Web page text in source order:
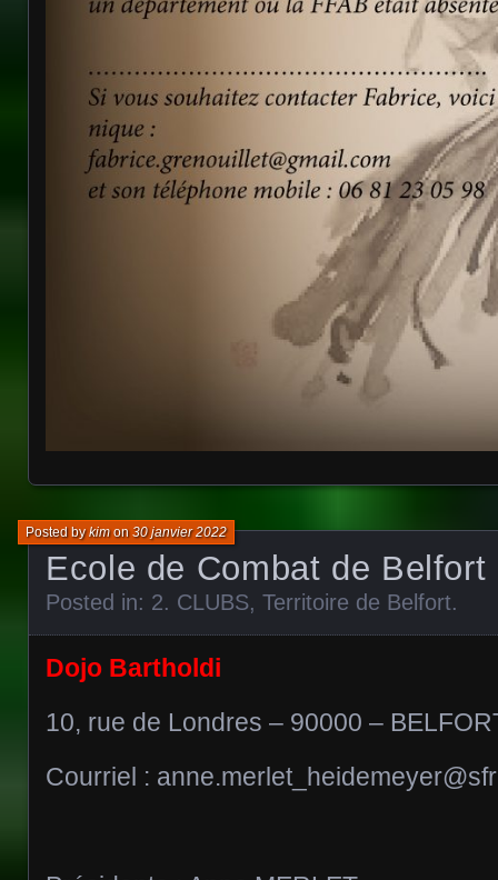
Ecole de Combat de Belfort
Posted bykimon30 janvier 2022
Posted in: 2. CLUBS, Territoire de Belfort.
Dojo Bartholdi
10, rue de Londres – 90000 –
Courriel :